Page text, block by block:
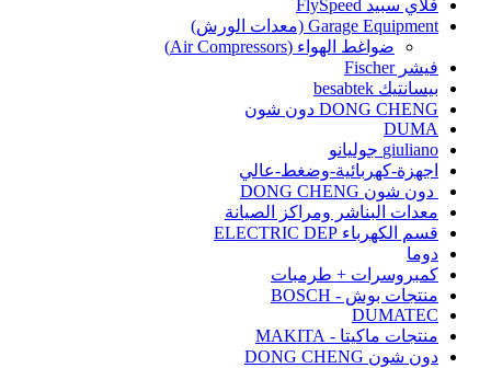
فلاي سبيد FlySpeed
Garage Equipment (معدات الورش)
ضواغط الهواء (Air Compressors)
فيشر Fischer
بيسانتيك besabtek
DONG CHENG دون شون
DUMA
giuliano جوليانو
اجهزة-كهربائية-وضغط-عالي
دون شون DONG CHENG
معدات البناشر ومراكز الصيانة
قسم الكهرباء ELECTRIC DEP
دوما
كمبروسرات + طرمبات
منتجات بوش - BOSCH
DUMATEC
منتجات ماكيتا - MAKITA
دون شون DONG CHENG